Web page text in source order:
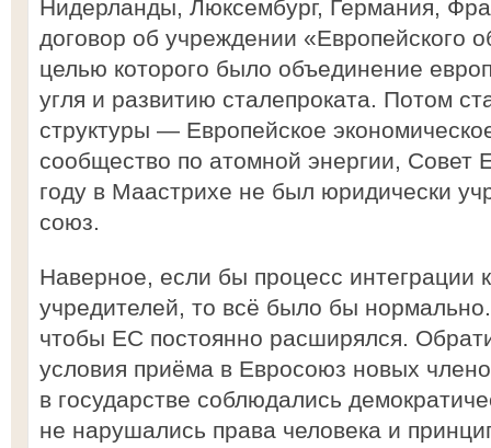
Нидерланды, Люксембург, Германия,
договор об учреждении «Европейского
целью которого было объединение
угля и развитию сталепроката. Потом
структуры — Европейское
сообщество по атомной энергии, Совет
году в Маастрихе не был юридически
союз.
Наверное, если бы процесс интеграции
учредителей, то всё было бы
чтобы ЕС постоянно расширялся.
условия приёма в Евросоюз новых
в государстве соблюдались
не нарушались права человека и